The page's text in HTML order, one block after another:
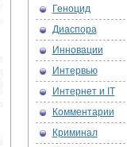
Геноцид
Диаспора
Инновации
Интервью
Интернет и IT
Комментарии
Криминал